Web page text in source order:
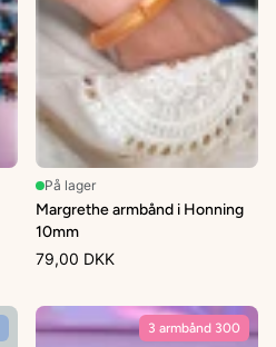
På lager
Margrethe armbånd i Honning
10mm
79,00 DKK
3 armbånd 300